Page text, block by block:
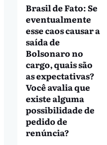
Brasil de Fato:Se
eventualmente
esse caos causar a
saída de
Bolsonaro no
cargo, quais são
as expectativas?
Você avalia que
existe alguma
possibilidade de
pedido de
renúncia?